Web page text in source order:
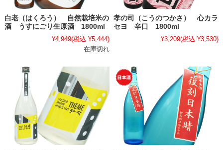
白老（はくろう） 自然栽培米の
酒 うすにごり生原酒 1800ml
¥4,949(税込 ¥5,444)
在庫切れ
孝の司（こうのつかさ） 心カラ
セヨ 辛口 1800ml
¥3,209(税込 ¥3,530)